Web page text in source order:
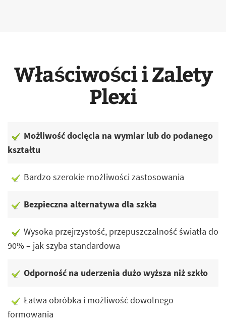
Właściwości i Zalety
Plexi
Możliwość docięcia na wymiar lub do podanego
kształtu
Bardzo szerokie możliwości zastosowania
Bezpieczna alternatywa dla szkła
Wysoka przejrzystość, przepuszczalność światła do
90% – jak szyba standardowa
Odporność na uderzenia dużo wyższa niż szkło
Łatwa obróbka i możliwość dowolnego
formowania